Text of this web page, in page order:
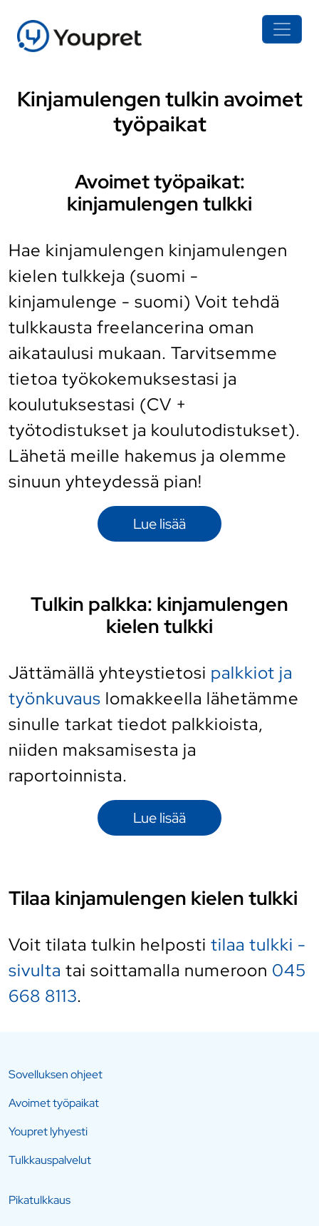
Kinjamulengen tulkin avoimet
työpaikat
Avoimet työpaikat:
kinjamulengen tulkki
Hae kinjamulengen kinjamulengen
kielen tulkkeja (suomi -
kinjamulenge - suomi) Voit tehdä
tulkkausta freelancerina oman
aikataulusi mukaan. Tarvitsemme
tietoa työkokemuksestasi ja
koulutuksestasi (CV +
työtodistukset ja koulutodistukset).
Lähetä meille hakemus ja olemme
sinuun yhteydessä pian!
Lue lisää
Tulkin palkka: kinjamulengen
kielen tulkki
Jättämällä yhteystietosi palkkiot ja
työnkuvaus lomakkeella lähetämme
sinulle tarkat tiedot palkkioista,
niiden maksamisesta ja
raportoinnista.
Lue lisää
Tilaa kinjamulengen kielen tulkki
Voit tilata tulkin helposti tilaa tulkki -
sivulta tai soittamalla numeroon 045
668 8113.
Sovelluksen ohjeet
Avoimet työpaikat
Youpret lyhyesti
Tulkkauspalvelut
Pikatulkkaus